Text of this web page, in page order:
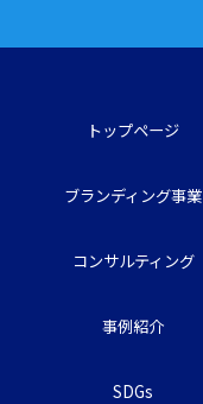
トップページ
ブランディング事業
コンサルティング
事例紹介
SDGs